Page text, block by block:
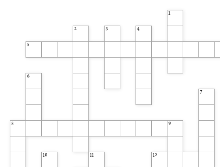
1
2
3
4
5
6
7
8 9
10 11
12